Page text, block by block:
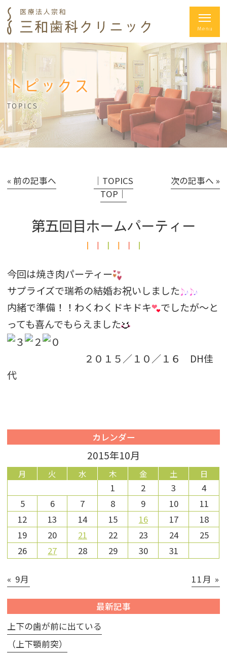
トピックス
TOPICS
« 前の記事へ
│TOPICS
TOP│
次の記事へ »
第五回目ホームパーティー
今回は焼き肉パーティー
サプライズで瑞希の結婚お祝いしました
内緒で準備！！わくわくドキドキ
でしたが〜と
っても喜んでもらえました
２０１５／１０／１６ DH佳
代
カレンダー
2015年10月
月 火 水 木 金 土 日
1 2 3
4
5
6 7 8 9 10
11
12
13 14 15 16 17
18
19
20 21 22 23 24
25
26
27 28 29 30 31
« 9月 11月 »
最新記事
上下の歯が前に出ている
（上下顎前突）